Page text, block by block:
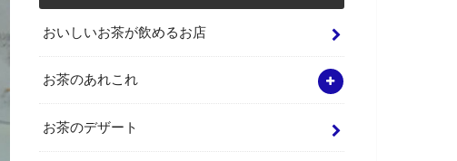
おいしいお茶が飲めるお店
お茶のあれこれ
お茶のデザート